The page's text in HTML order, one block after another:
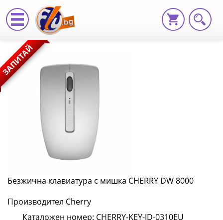
Безжична
клавиатура
с
мишка
CHERRY
DW
8000
CHERRY-
KEY-
ЗАПИТАЙ
Безжична клавиатура с мишка CHERRY DW 8000
Производител Cherry
Каталожен номер: CHERRY-KEY-JD-0310EU